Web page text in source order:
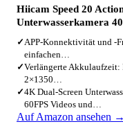
Hiicam Speed 20
Unterwasserkamera
✓APP-Konnektivität und -
einfachen…
✓Verlängerte Akkulaufzeit:
2×1350…
✓4K Dual-Screen
60FPS Videos und…
Auf Amazon ansehen →